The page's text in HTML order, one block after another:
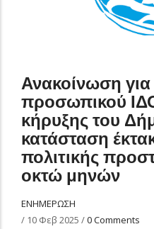
Ανακοίνωση
προσωπικού
κήρυξης του
κατάσταση
πολιτικής
οκτώ μηνών
ΕΝΗΜΕΡΩΣΗ
/ 10 Φεβ 2025 /0 Comments